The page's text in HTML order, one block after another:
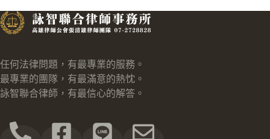
任何法律問題，有最專業的服務。
最專業的團隊，有最滿意的熱忱。
詠智聯合律師，有最信心的解答。